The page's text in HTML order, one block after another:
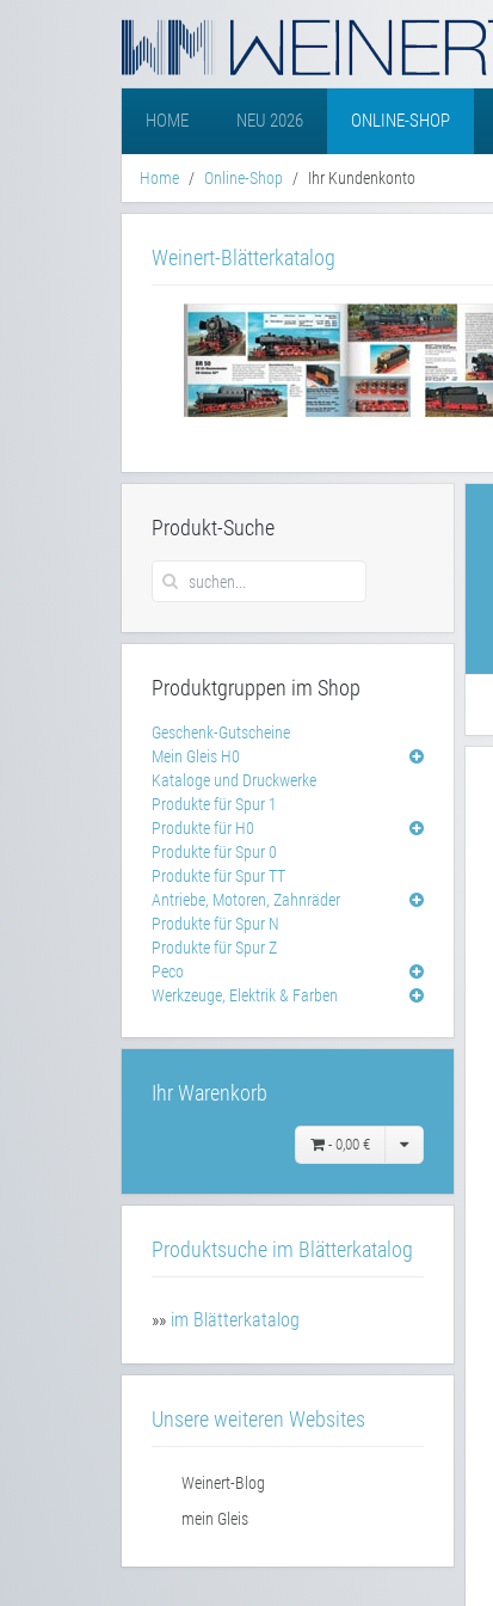
HOME NEU 2026 ONLINE-SHOP
Home Online-Shop Ihr Kundenkonto
Weinert-Blätterkatalog
Produkt-Suche
Produktgruppen im Shop
Geschenk-Gutscheine
Mein Gleis H0
Kataloge und Druckwerke
Produkte für Spur 1
Produkte für H0
Produkte für Spur 0
Produkte für Spur TT
Antriebe, Motoren, Zahnräder
Produkte für Spur N
Produkte für Spur Z
Peco
Werkzeuge, Elektrik & Farben
Ihr Warenkorb
- 0,00 €
Produktsuche im Blätterkatalog
»» im Blätterkatalog
Unsere weiteren Websites
Weinert-Blog
mein Gleis